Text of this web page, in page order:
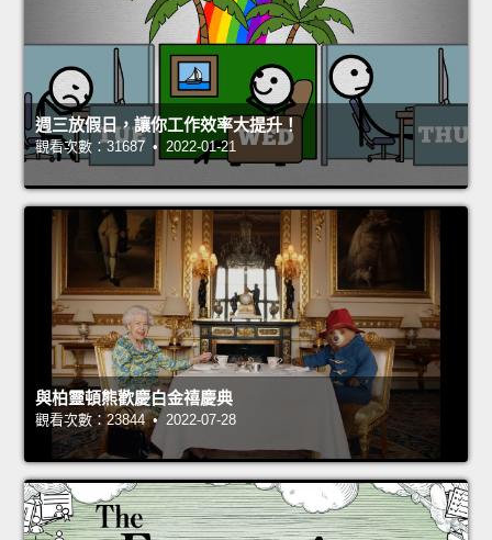
週三放假日，讓你工作效率大提升！
觀看次數：31687 • 2022-01-21
與柏靈頓熊歡慶白金禧慶典
觀看次數：23844 • 2022-07-28